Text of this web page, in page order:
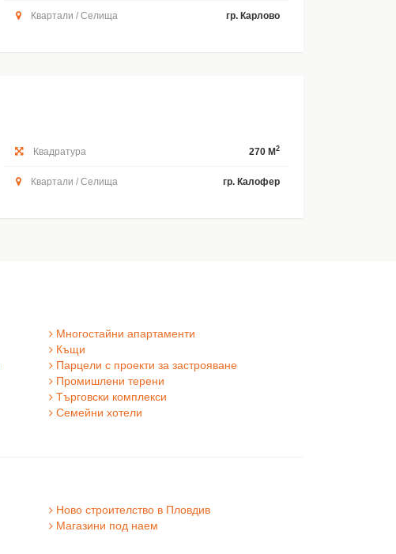
Квартали / Селища гр. Карлово
Квадратура 270 M2
Квартали / Селища гр. Калофер
Многостайни апартаменти
Къщи
Парцели с проекти за застрояване
Промишлени терени
Търговски комплекси
Семейни хотели
Ново строителство в Пловдив
Магазини под наем